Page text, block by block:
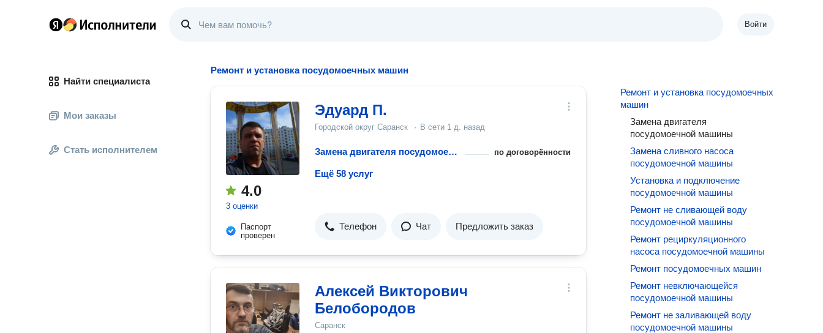
Войти
Найти специалиста
Мои заказы
Стать исполнителем
Ремонт и установка посудомоечных машин
4.0
3 оценки
Паспорт
проверен
Эдуард П.
Городской округ Саранск · В сети 1 д. назад
Замена двигателя посудомоечной машины по договорённости
Ещё 58 услуг
Телефон Чат Предложить заказ
Алексей Викторович
Белобородов
Саранск
Ремонт и установка посудомоечных
машин
Замена двигателя
посудомоечной машины
Замена сливного насоса
посудомоечной машины
Установка и подключение
посудомоечной машины
Ремонт не сливающей воду
посудомоечной машины
Ремонт рециркуляционного
насоса посудомоечной машины
Ремонт посудомоечных машин
Ремонт невключающейся
посудомоечной машины
Ремонт не заливающей воду
посудомоечной машины